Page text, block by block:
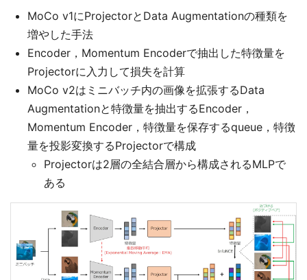
MoCo v1にProjectorとData Augmentationの種類を
増やした手法
Encoder，Momentum Encoderで抽出した特徴量を
Projectorに入力して損失を計算
MoCo v2はミニバッチ内の画像を拡張するData
Augmentationと特徴量を抽出するEncoder，
Momentum Encoder，特徴量を保存するqueue，特徴
量を投影変換するProjectorで構成
Projectorは2層の全結合層から構成されるMLPで
ある